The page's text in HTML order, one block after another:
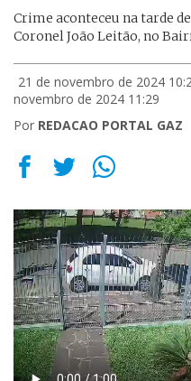
Crime aconteceu na tarde
Coronel João Leitão, no
21 de novembro de 2024
novembro de 2024 11:29
Por REDACAO PORTAL GAZ